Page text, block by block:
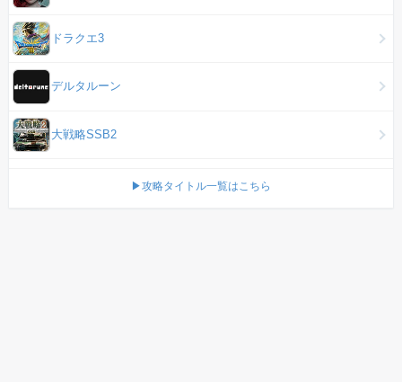
ドラクエ3
デルタルーン
大戦略SSB2
▶攻略タイトル一覧はこちら